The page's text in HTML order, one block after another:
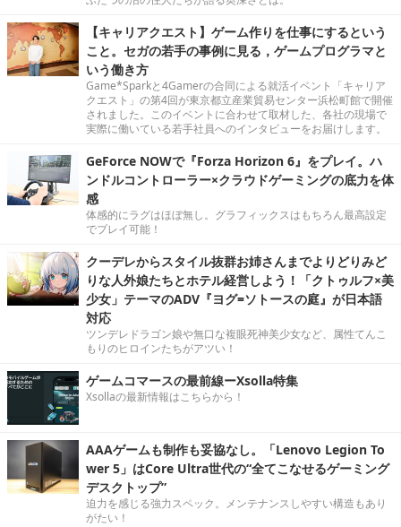
【キャリアクエスト】ゲーム作りを仕事にするという
こと。セガの若手の事例に見る，ゲームプログラマと
いう働き方
Game*Sparkと4Gamerの合同による就活イベント「キャリア
クエスト」の第4回が東京都立産業貿易センター浜松町館で開催
されました。このイベントに合わせて取材した、各社の現場で
実際に働いている若手社員へのインタビューをお届けします。
GeForce NOWで『Forza Horizon 6』をプレイ。ハ
ンドルコントローラー×クラウドゲーミングの底力を体
感
体感的にラグはほぼ無し。グラフィックスはもちろん最高設定
でプレイ可能！
クーデレからスタイル抜群お姉さんまでよりどりみど
りな人外娘たちとホテル経営しよう！「クトゥルフ×美
少女」テーマのADV『ヨグ=ソトースの庭』が日本語
対応
ツンデレドラゴン娘や無口な複眼死神美少女など、属性てんこ
もりのヒロインたちがアツい！
ゲームコマースの最前線ーXsolla特集
Xsollaの最新情報はこちらから！
AAAゲームも制作も妥協なし。「Lenovo Legion To
wer 5」はCore Ultra世代の“全てこなせるゲーミング
デスクトップ”
迫力を感じる強力スペック。メンテナンスしやすい構造もあり
がたい！